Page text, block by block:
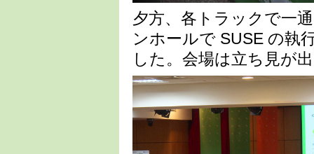
夕方、各トラックで一
ンホールで SUSE の執
した。会場は立ち見が